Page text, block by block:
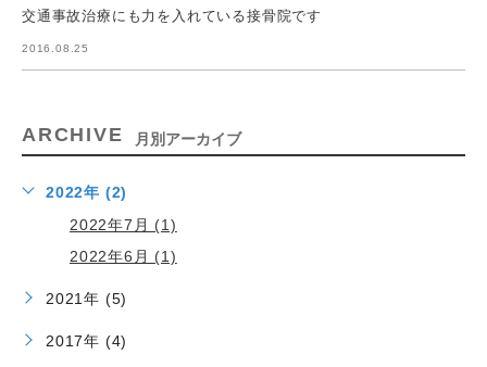
交通事故治療にも力を入れている接骨院です
2016.08.25
ARCHIVE 月別アーカイブ
2022年 (2)
2022年7月 (1)
2022年6月 (1)
2021年 (5)
2017年 (4)